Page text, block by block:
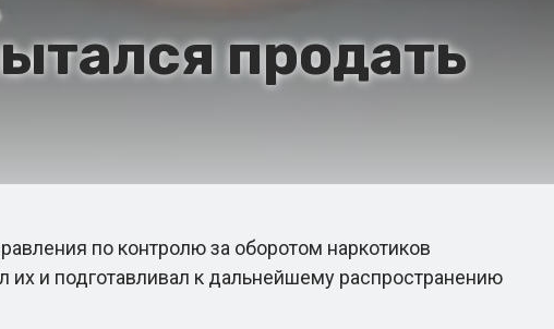
продать
по контролю за оборотом наркотиков
их и подготавливал к дальнейшему распространению